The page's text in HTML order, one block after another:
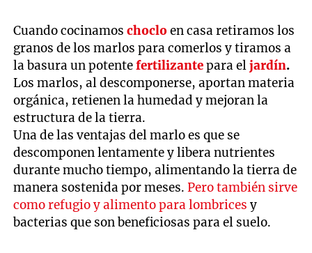
Cuando cocinamoschocloen casa retiramos los
granos de los marlos para comerlos y tiramos a
la basura un potentefertilizantepara eljardín.
Los marlos, al descomponerse, aportan materia
orgánica, retienen la humedad y mejoran la
estructura de la tierra.
Una de las ventajas del marlo es que se
descomponen lentamente y libera nutrientes
durante mucho tiempo, alimentando la tierra de
manera sostenida por meses.Pero también sirve
como refugio y alimento para lombrices y
bacterias que son beneficiosas para el suelo.